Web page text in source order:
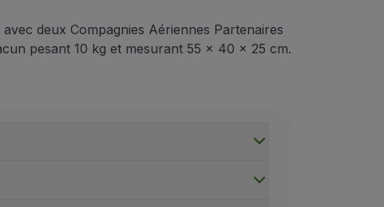
deux Compagnies Aériennes Partenaires
pesant 10 kg et mesurant 55 x 40 x 25 cm.